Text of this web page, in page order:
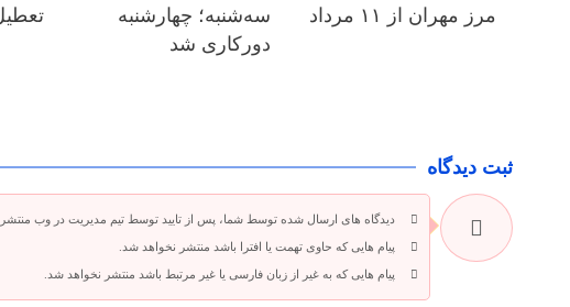
مرز مهران از ۱۱ مرداد
سه‌شنبه؛ چهارشنبه
دورکاری شد
ثبت دیدگاه
دیدگاه های ارسال شده توسط شما، پس از تایید توسط تیم مدیریت در وب
پیام هایی که حاوی تهمت یا افترا باشد منتشر نخواهد شد.
پیام هایی که به غیر از زبان فارسی یا غیر مرتبط باشد منتشر نخواهد شد.